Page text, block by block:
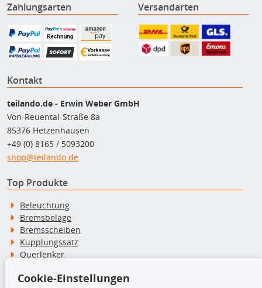
Zahlungsarten Versandarten
Kontakt
teilando.de - Erwin Weber GmbH
Von-Reuental-Straße 8a
85376 Hetzenhausen
+49 (0) 8165 / 5093200
shop@teilando.de
Top Produkte
Beleuchtung
Bremsbeläge
Bremsscheiben
Kupplungssatz
Querlenker
Stoßdämpfer
Cookie-Einstellungen